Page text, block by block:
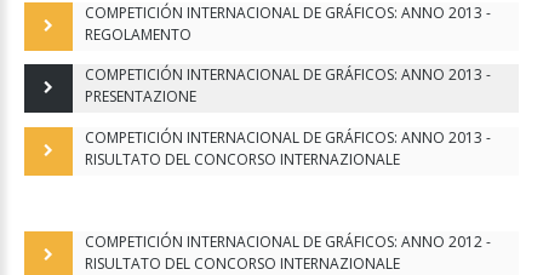
COMPETICIÓN INTERNACIONAL DE GRÁFICOS: ANNO 2013 -
REGOLAMENTO
COMPETICIÓN INTERNACIONAL DE GRÁFICOS: ANNO 2013 -
PRESENTAZIONE
COMPETICIÓN INTERNACIONAL DE GRÁFICOS: ANNO 2013 -
RISULTATO DEL CONCORSO INTERNAZIONALE
COMPETICIÓN INTERNACIONAL DE GRÁFICOS: ANNO 2012 -
RISULTATO DEL CONCORSO INTERNAZIONALE